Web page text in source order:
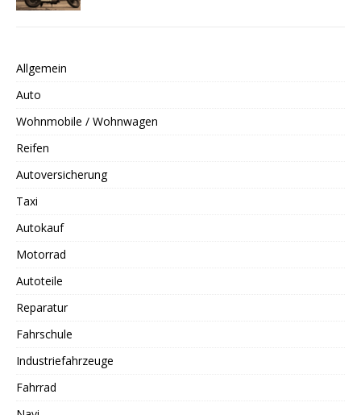
Allgemein
Auto
Wohnmobile / Wohnwagen
Reifen
Autoversicherung
Taxi
Autokauf
Motorrad
Autoteile
Reparatur
Fahrschule
Industriefahrzeuge
Fahrrad